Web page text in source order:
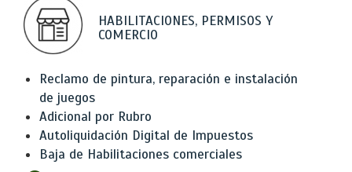
HABILITACIONES, PERMISOS Y
COMERCIO
Reclamo de pintura, reparación e instalación
de juegos
Adicional por Rubro
Autoliquidación Digital de Impuestos
Baja de Habilitaciones comerciales